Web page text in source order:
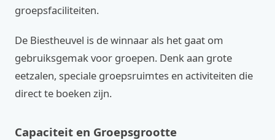
groepsfaciliteiten.
De Biestheuvel is de winnaar als het gaat om
gebruiksgemak voor groepen. Denk aan grote
eetzalen, speciale groepsruimtes en activiteiten die
direct te boeken zijn.
Capaciteit en Groepsgrootte